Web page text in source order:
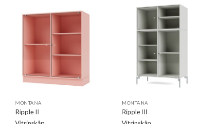
MONTANA
Ripple II
MONTANA
Ripple III